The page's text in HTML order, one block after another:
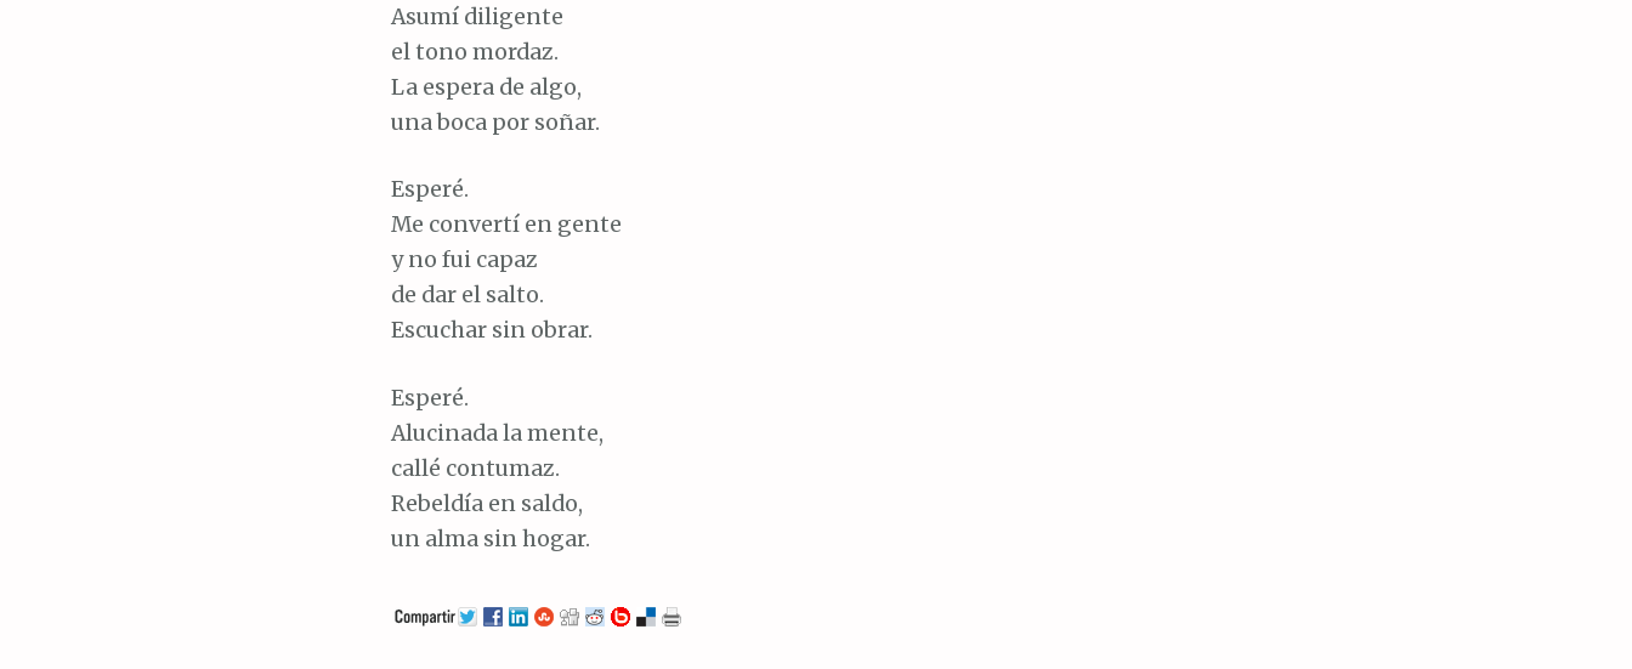
Asumí diligente
el tono mordaz.
La espera de algo,
una boca por soñar.
Esperé.
Me convertí en gente
y no fui capaz
de dar el salto.
Escuchar sin obrar.
Esperé.
Alucinada la mente,
callé contumaz.
Rebeldía en saldo,
un alma sin hogar.